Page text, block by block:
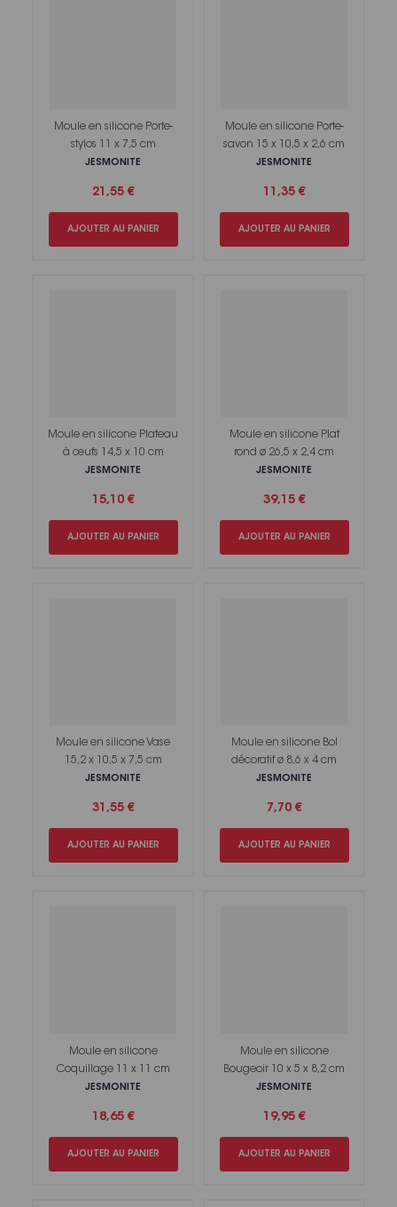
Moule en silicone Porte-
stylos 11 x 7,5 cm
JESMONITE
21,55 €
AJOUTER AU PANIER
Moule en silicone Porte-
savon 15 x 10,5 x 2,6 cm
JESMONITE
11,35 €
AJOUTER AU PANIER
Moule en silicone Plateau
à œufs 14,5 x 10 cm
JESMONITE
15,10 €
AJOUTER AU PANIER
Moule en silicone Plat
rond ø 26,5 x 2,4 cm
JESMONITE
39,15 €
AJOUTER AU PANIER
Moule en silicone Vase
15,2 x 10,5 x 7,5 cm
JESMONITE
31,55 €
AJOUTER AU PANIER
Moule en silicone Bol
décoratif ø 8,6 x 4 cm
JESMONITE
7,70 €
AJOUTER AU PANIER
Moule en silicone
Coquillage 11 x 11 cm
JESMONITE
18,65 €
AJOUTER AU PANIER
Moule en silicone
Bougeoir 10 x 5 x 8,2 cm
JESMONITE
19,95 €
AJOUTER AU PANIER